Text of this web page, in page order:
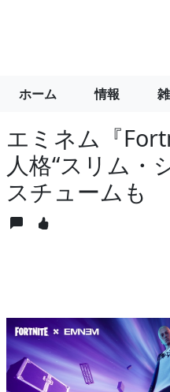
ホーム 情報
エミネム『
人格“スリム・
スチュームも